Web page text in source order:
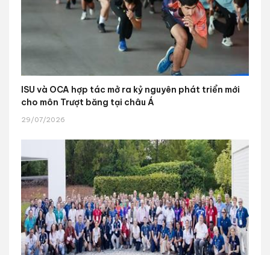
ISU và OCA hợp tác mở ra kỷ nguyên phát triển mới
cho môn Trượt băng tại châu Á
29/07/2026